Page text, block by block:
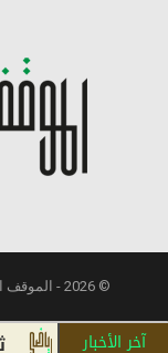
© 2026 - الموقف الرياضي. All Rights Reserved.
آخر الأخبار